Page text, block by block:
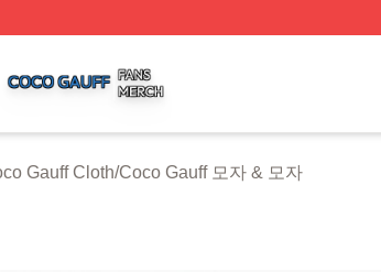
Gauff Cloth/Coco Gauff 모자 & 모자